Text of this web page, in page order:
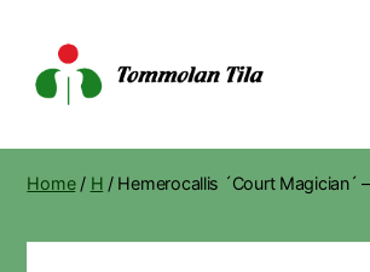
Tila
Home/ H / Hemerocallis ´Court Magician´